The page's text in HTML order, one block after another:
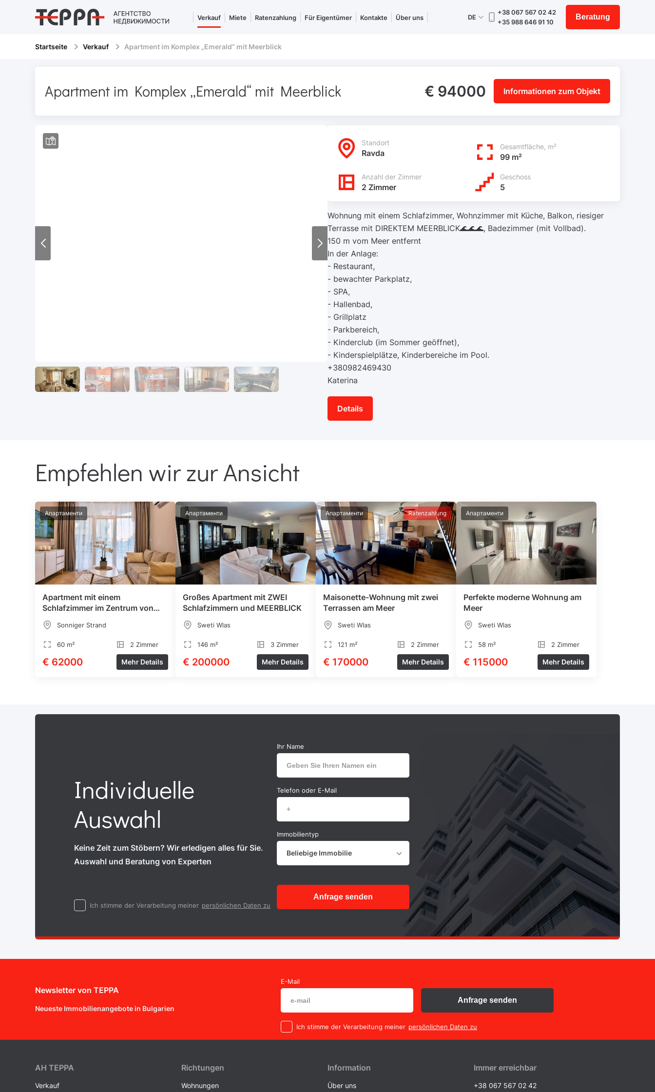
Verkauf Miete Ratenzahlung Für Eigentümer Kontakte Über uns DE
+38 067 567 02 42
+35 988 646 91 10
Beratung
Startseite Verkauf Apartment im Komplex „Emerald“ mit Meerblick
Apartment im Komplex „Emerald“ mit Meerblick € 94000 Informationen zum Objekt
Standort
Ravda
Gesamtfläche, m²
99 m²
Anzahl der Zimmer
2 Zimmer
Geschoss
5
Wohnung mit einem Schlafzimmer, Wohnzimmer mit Küche, Balkon, riesiger
Terrasse mit DIREKTEM MEERBLICK🌊🌊🌊, Badezimmer (mit Vollbad).
150 m vom Meer entfernt
In der Anlage:
- Restaurant,
- bewachter Parkplatz,
- SPA,
- Hallenbad,
- Grillplatz
- Parkbereich,
- Kinderclub (im Sommer geöffnet),
- Kinderspielplätze, Kinderbereiche im Pool.
+380982469430
Katerina
Details
Empfehlen wir zur Ansicht
Апартаменти
Apartment mit einem
Schlafzimmer im Zentrum von
Sonnenstrand
Sonniger Strand
60 m² 2 Zimmer
€ 62000 Mehr Details
Апартаменти
Großes Apartment mit ZWEI
Schlafzimmern und MEERBLICK
Sweti Wlas
146 m² 3 Zimmer
€ 200000 Mehr Details
Апартаменти Ratenzahlung
Maisonette-Wohnung mit zwei
Terrassen am Meer
Sweti Wlas
121 m² 2 Zimmer
€ 170000 Mehr Details
Апартаменти
Perfekte moderne Wohnung am
Meer
Sweti Wlas
58 m² 2 Zimmer
€ 115000 Mehr Details
Individuelle
Auswahl
Keine Zeit zum Stöbern? Wir erledigen alles für Sie.
Auswahl und Beratung von Experten
Ihr Name
Telefon oder E-Mail
Immobilientyp
Beliebige Immobilie
Anfrage senden
Ich stimme der Verarbeitung meiner persönlichen Daten zu
Newsletter von TEPPA
Neueste Immobilienangebote in Bulgarien
E-Mail
Ich stimme der Verarbeitung meiner persönlichen Daten zu
Anfrage senden
AH ТEPPA
Verkauf
Richtungen
Wohnungen
Information
Über uns
Immer erreichbar
+38 067 567 02 42